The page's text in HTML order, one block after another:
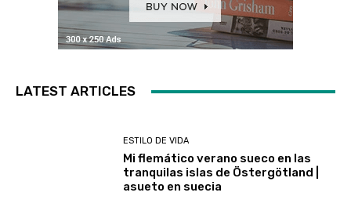
LATEST ARTICLES
ESTILO DE VIDA
Mi flemático verano sueco en las
tranquilas islas de Östergötland |
asueto en suecia